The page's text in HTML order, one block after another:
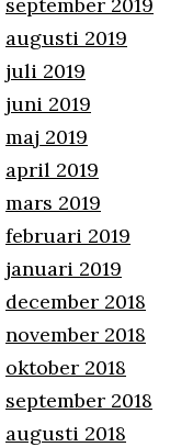
augusti 2019
juli 2019
juni 2019
maj 2019
april 2019
mars 2019
februari 2019
januari 2019
december 2018
november 2018
oktober 2018
september 2018
augusti 2018